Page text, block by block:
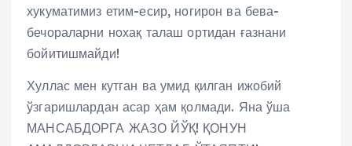
хукуматимиз етим-есир, ногирон ва бева-
бечораларни нохақ талаш ортидан ғазнани
бойитишмайди!
Хуллас мен кутган ва умид қилган ижобий
ўзгаришлардан асар ҳам қолмади. Яна ўша
МАНСАБДОРГА ЖАЗО ЙЎҚ! ҚОНУН